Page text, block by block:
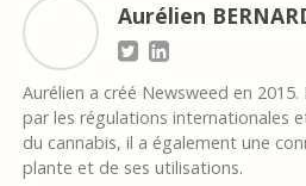
Aurélien
Aurélien a créé Newsweed en
par les régulations internationales
du cannabis, il a également une
plante et de ses utilisations.